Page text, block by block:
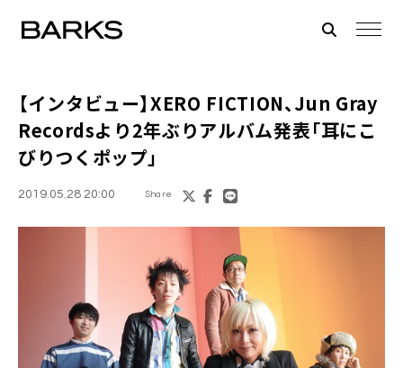
【インタビュー】XERO FICTION、Jun Gray
Recordsより2年ぶりアルバム発表「耳にこ
びりつくポップ」
2019.05.28 20:00 Share